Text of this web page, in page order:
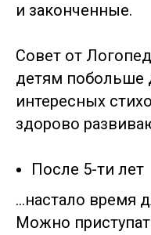
и законченные.
Совет от
детям побольше
интересных
здорово
После 5-ти лет
…настало время
Можно